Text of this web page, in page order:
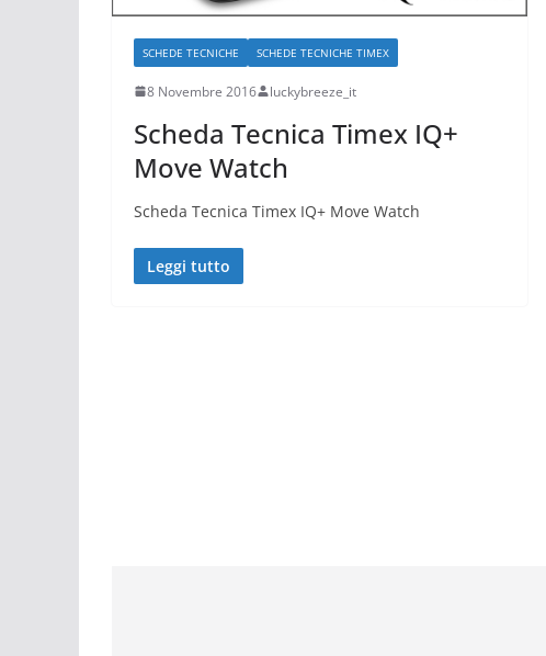
SCHEDE TECNICHE SCHEDE TECNICHE TIMEX
8 Novembre 2016 luckybreeze_it
Scheda Tecnica Timex IQ+
Move Watch
Scheda Tecnica Timex IQ+ Move Watch
Leggi tutto